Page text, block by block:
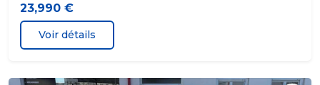
fonction de la vitesse et du mode de conduite
Eclairage de bienvenue autour du véhicule
Eclairage de plaque d'immatriculation à LED
23,990 €
Voir détails